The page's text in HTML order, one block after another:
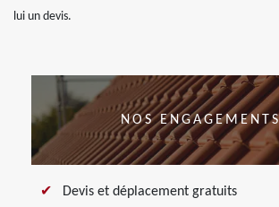
lui un devis.
NOS ENGAGEMENTS
Devis et déplacement gratuits